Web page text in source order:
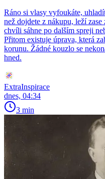
Ráno si vlasy vyfoukáte,
než dojdete z nákupu, leží
chvíli sáhne po dalším spreji
Přitom existuje úprava, která
korunu. Žádné kouzlo se
hned.
ExtraInspirace
dnes, 04:34
3 min